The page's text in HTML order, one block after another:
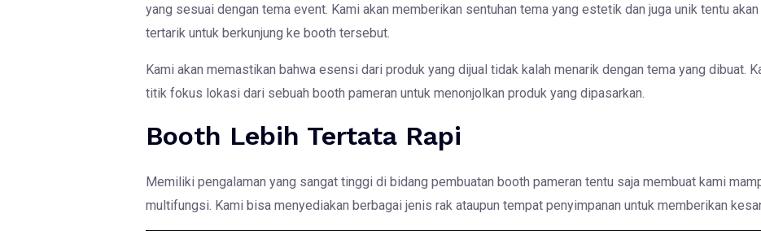
yang sesuai dengan tema event. Kami akan memberikan sentuhan tema yang estetik dan juga unik tentu
tertarik untuk berkunjung ke booth tersebut.
Kami akan memastikan bahwa esensi dari produk yang dijual tidak kalah menarik dengan tema yang dibuat.
titik fokus lokasi dari sebuah booth pameran untuk menonjolkan produk yang dipasarkan.
Booth Lebih Tertata Rapi
Memiliki pengalaman yang sangat tinggi di bidang pembuatan booth pameran tentu saja membuat kami
multifungsi. Kami bisa menyediakan berbagai jenis rak ataupun tempat penyimpanan untuk memberikan